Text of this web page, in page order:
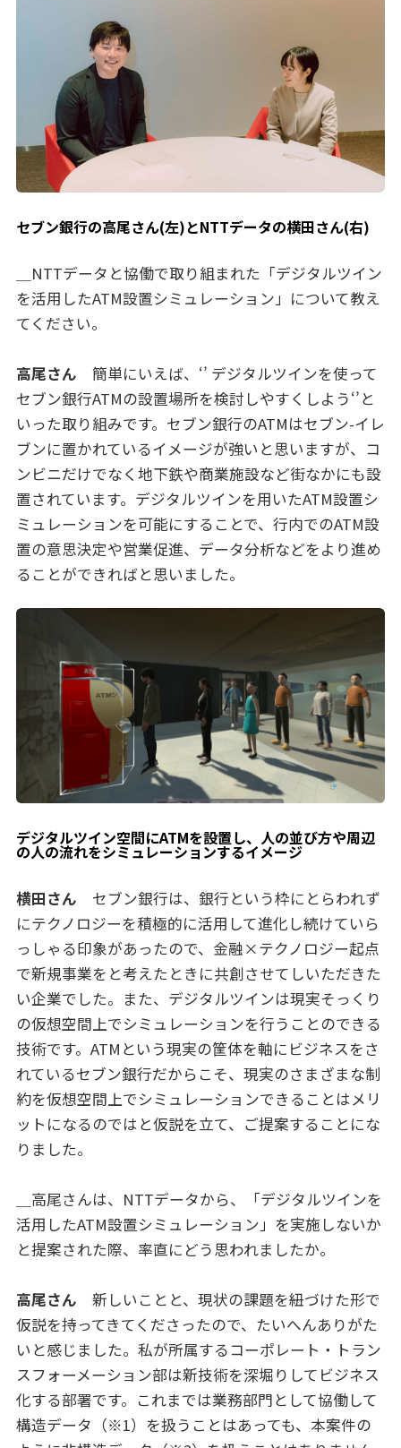
セブン銀行の高尾さん(左)とNTTデータの横田さん(右)
＿NTTデータと協働で取り組まれた「デジタルツイン
を活用したATM設置シミュレーション」について教え
てください。
高尾さん 簡単にいえば、‘’ デジタルツインを使って
セブン銀行ATMの設置場所を検討しやすくしよう‘’と
いった取り組みです。セブン銀行のATMはセブン-イレ
ブンに置かれているイメージが強いと思いますが、コ
ンビニだけでなく地下鉄や商業施設など街なかにも設
置されています。デジタルツインを用いたATM設置シ
ミュレーションを可能にすることで、行内でのATM設
置の意思決定や営業促進、データ分析などをより進め
ることができればと思いました。
デジタルツイン空間にATMを設置し、人の並び方や周辺
の人の流れをシミュレーションするイメージ
横田さん セブン銀行は、銀行という枠にとらわれず
にテクノロジーを積極的に活用して進化し続けていら
っしゃる印象があったので、金融×テクノロジー起点
で新規事業をと考えたときに共創させてしいただきた
い企業でした。また、デジタルツインは現実そっくり
の仮想空間上でシミュレーションを行うことのできる
技術です。ATMという現実の筐体を軸にビジネスをさ
れているセブン銀行だからこそ、現実のさまざまな制
約を仮想空間上でシミュレーションできることはメリ
ットになるのではと仮説を立て、ご提案することにな
りました。
＿高尾さんは、NTTデータから、「デジタルツインを
活用したATM設置シミュレーション」を実施しないか
と提案された際、率直にどう思われましたか。
高尾さん 新しいことと、現状の課題を紐づけた形で
仮説を持ってきてくださったので、たいへんありがた
いと感じました。私が所属するコーポレート・トラン
スフォーメーション部は新技術を深堀りしてビジネス
化する部署です。これまでは業務部門として協働して
構造データ（※1）を扱うことはあっても、本案件の